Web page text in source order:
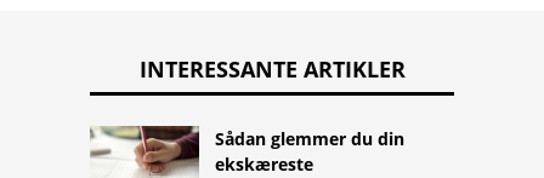
INTERESSANTE ARTIKLER
Sådan glemmer du din
ekskæreste